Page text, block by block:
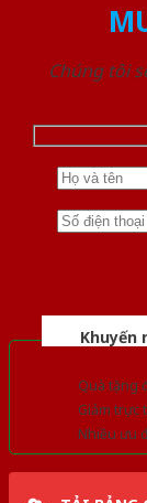
Chúng tôi
Khuyến
Quà tặng
Giảm trực
Nhiều ưu